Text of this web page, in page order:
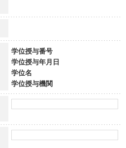
学位授与番号
学位授与年月日
学位名
学位授与機関